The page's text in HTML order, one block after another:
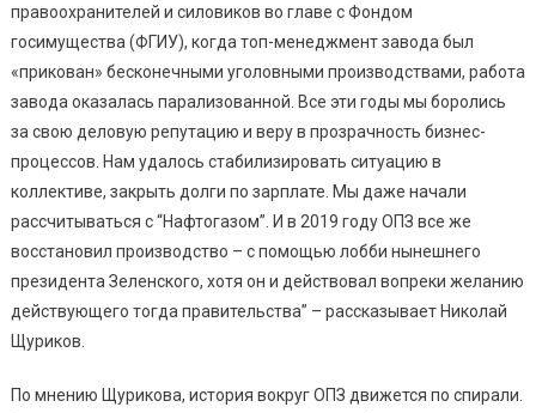
правоохранителей и силовиков во главе с Фондом
госимущества (ФГИУ), когда топ-менеджмент завода был
«прикован» бесконечными уголовными производствами, работа
завода оказалась парализованной. Все эти годы мы боролись
за свою деловую репутацию и веру в прозрачность бизнес-
процессов. Нам удалось стабилизировать ситуацию в
коллективе, закрыть долги по зарплате. Мы даже начали
рассчитываться с “Нафтогазом”. И в 2019 году ОПЗ все же
восстановил производство – с помощью лобби нынешнего
президента Зеленского, хотя он и действовал вопреки желанию
действующего тогда правительства” – рассказывает Николай
Щуриков.
По мнению Щурикова, история вокруг ОПЗ движется по спирали.